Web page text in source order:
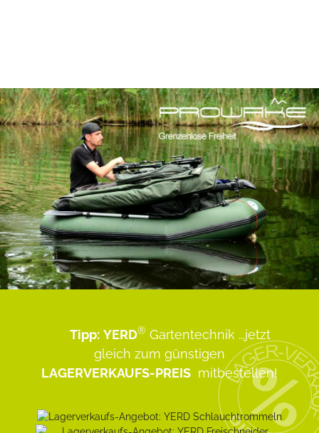
Tipp: YERD® Gartentechnik ...jetzt
gleich zum günstigen
LAGERVERKAUFS-PREIS mitbestellen!